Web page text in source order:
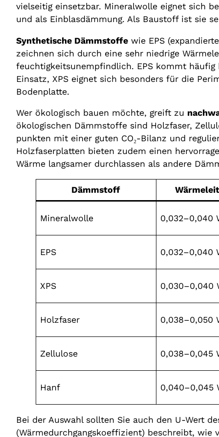
vielseitig einsetzbar. Mineralwolle eignet sich
und als Einblasdämmung. Als Baustoff ist sie
Synthetische Dämmstoffewie EPS
zeichnen sich durch eine sehr niedrige
feuchtigkeitsunempfindlich. EPS kommt häufig
Einsatz, XPS eignet sich besonders für die
Bodenplatte.
Wer ökologisch bauen möchte, greift zu
ökologischen Dämmstoffe sind Holzfaser,
punkten mit einer guten CO₂-Bilanz und
Holzfaserplatten bieten zudem einen
Wärme langsamer durchlassen als andere
Dämmstoff
Mineralwolle 0,032–0,040
EPS 0,032–0,040
XPS 0,030–0,040
Holzfaser 0,038–0,050
Zellulose 0,038–0,045
Hanf 0,040–0,045
Bei der Auswahl sollten Sie auch den U-Wert
(Wärmedurchgangskoeffizient) beschreibt, wie